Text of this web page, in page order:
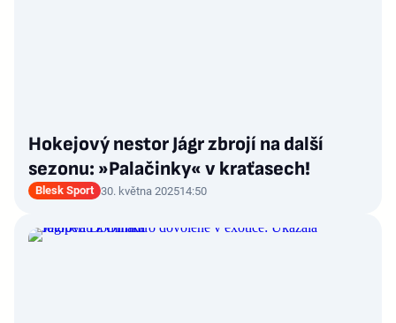
Hokejový nestor Jágr zbrojí na další
sezonu: »Palačinky« v kraťasech!
Blesk Sport 30. května 202514:50